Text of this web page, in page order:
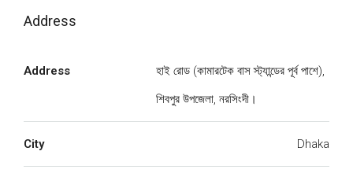
Address
Address
হাই রোড (কামারটেক বাস স্ট্যান্ডের পূর্ব পাশে),
শিবপুর উপজেলা, নরসিংদী।
City Dhaka